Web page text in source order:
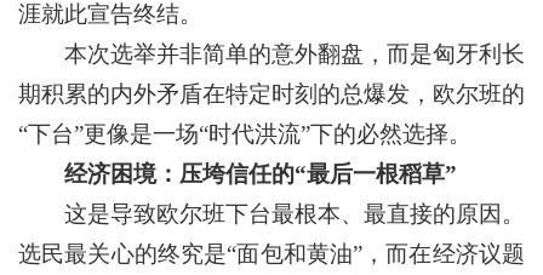
涯就此宣告终结。
本次选举并非简单的意外翻盘，而是匈牙利长
期积累的内外矛盾在特定时刻的总爆发，欧尔班的
“下台”更像是一场“时代洪流”下的必然选择。
经济困境：压垮信任的“最后一根稻草”
这是导致欧尔班下台最根本、最直接的原因。
选民最关心的终究是“面包和黄油”，而在经济议题